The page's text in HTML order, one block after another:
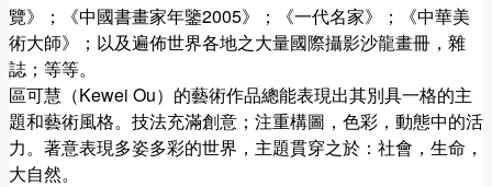
覽》；《中國書畫家年鑒2005》；《一代名家》；《中華美
術大師》；以及遍佈世界各地之大量國際攝影沙龍畫冊，雜
誌；等等。
區可慧（Kewei Ou）的藝術作品總能表現出其別具一格的主
題和藝術風格。技法充滿創意；注重構圖，色彩，動態中的活
力。著意表現多姿多彩的世界，主題貫穿之於：社會，生命，
大自然。